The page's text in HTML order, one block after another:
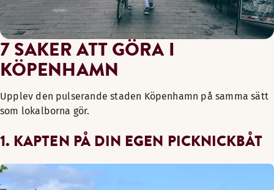
7 SAKER ATT GÖRA I
KÖPENHAMN
Upplev den pulserande staden Köpenhamn på samma sätt
som lokalborna gör.
1. KAPTEN PÅ DIN EGEN PICKNICKBÅT